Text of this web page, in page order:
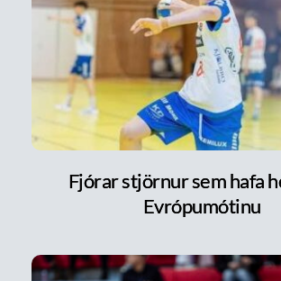
Fjórar stjörnur sem hafa
Evrópumótinu